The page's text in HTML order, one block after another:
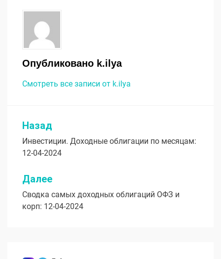
Опубликовано k.ilya
Смотреть все записи от k.ilya
Навигация
по
записям
Назад
Инвестиции. Доходные облигации по месяцам:
12-04-2024
Далее
Сводка самых доходных облигаций ОФЗ и
корп: 12-04-2024